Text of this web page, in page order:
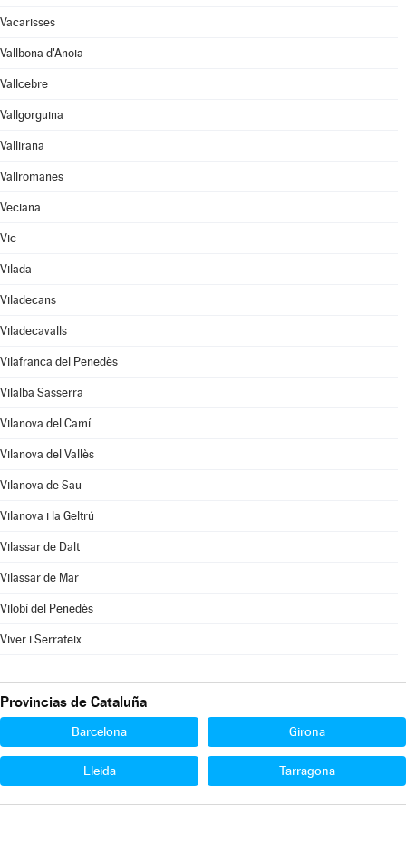
Vacarisses
Vallbona d'Anoia
Vallcebre
Vallgorguina
Vallirana
Vallromanes
Veciana
Vic
Vilada
Viladecans
Viladecavalls
Vilafranca del Penedès
Vilalba Sasserra
Vilanova del Camí
Vilanova del Vallès
Vilanova de Sau
Vilanova i la Geltrú
Vilassar de Dalt
Vilassar de Mar
Vilobí del Penedès
Viver i Serrateix
Provincias de Cataluña
Barcelona Girona
Lleida Tarragona